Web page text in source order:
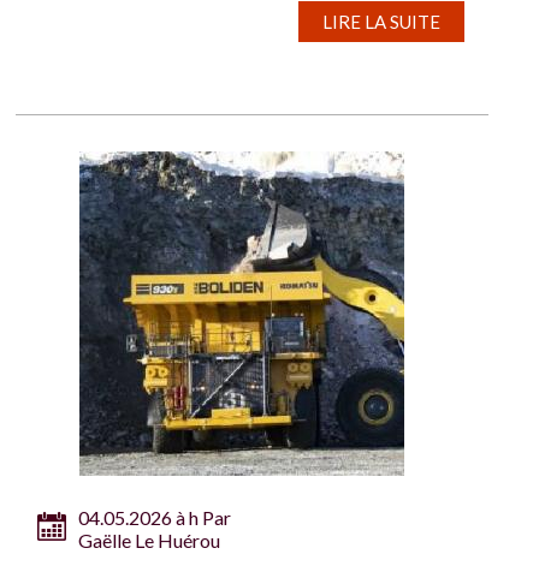
LIRE LA SUITE
04.05.2026 à h Par
Gaëlle Le Huérou